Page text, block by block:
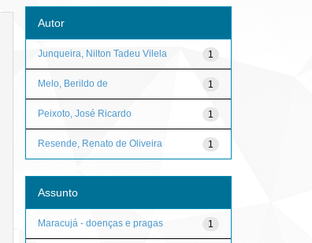
Autor
1
Junqueira, Nilton Tadeu Vilela
1
Melo, Berildo de
1
Peixoto, José Ricardo
1
Resende, Renato de Oliveira
Assunto
1
Maracujá - doenças e pragas